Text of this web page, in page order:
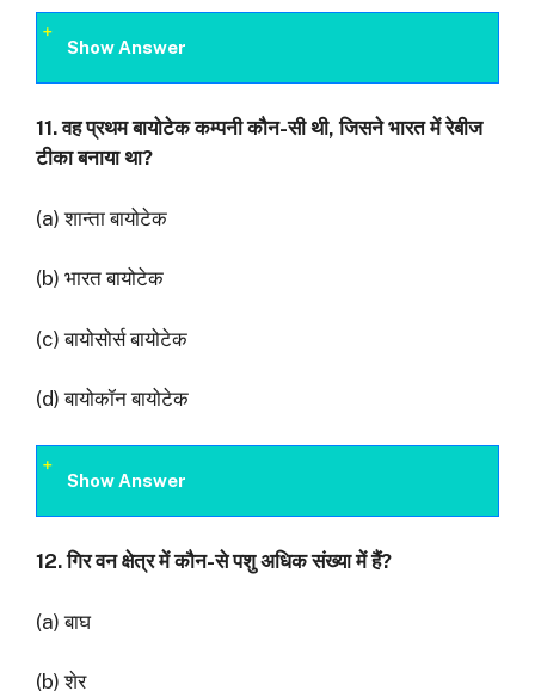
Show Answer
11.वह प्रथम बायोटेक कम्पनी कौन-सी थी,जिसने भारत में रेबीज
टीका बनाया था?
(a) शान्ता बायोटेक
(b) भारत बायोटेक
(c) बायोसोर्स बायोटेक
(d) बायोकॉन बायोटेक
Show Answer
12.गिर वन क्षेत्र में कौन-से पशु अधिक संख्या में हैं?
(a) बाघ
(b) शेर